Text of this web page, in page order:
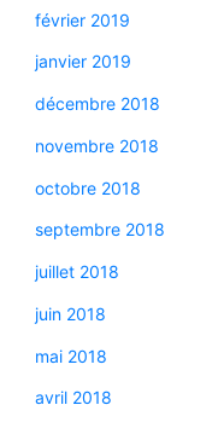
février 2019
janvier 2019
décembre 2018
novembre 2018
octobre 2018
septembre 2018
juillet 2018
juin 2018
mai 2018
avril 2018